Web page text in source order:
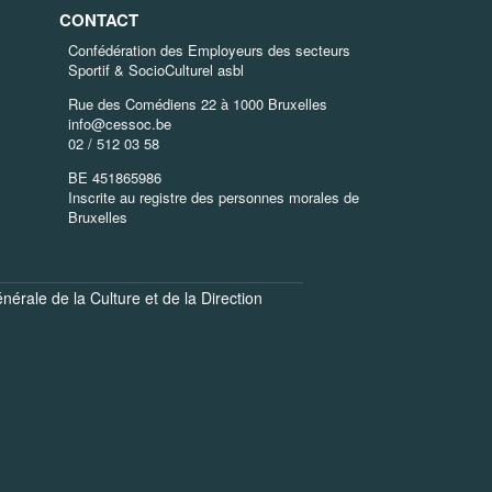
CONTACT
Confédération des Employeurs des secteurs
Sportif & SocioCulturel asbl
Rue des Comédiens 22 à 1000 Bruxelles
info@cessoc.be
02 / 512 03 58
BE 451865986
Inscrite au registre des personnes morales de
Bruxelles
de la Cultureet de la Direction